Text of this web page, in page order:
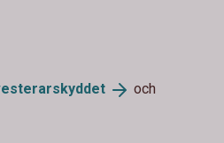
och